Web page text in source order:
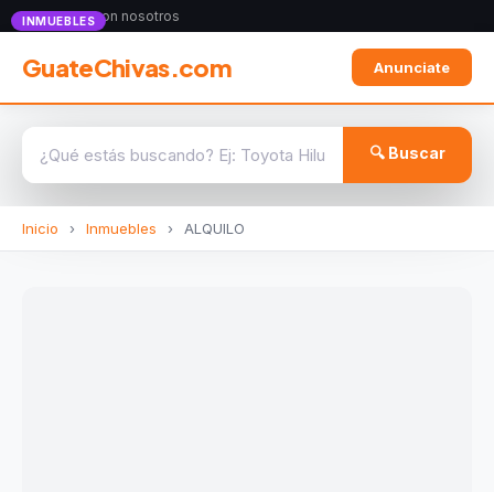
Anunciate con nosotros
GuateChivas.com Anunciate
🔍 Buscar
Inicio › Inmuebles › ALQUILO
INMUEBLES